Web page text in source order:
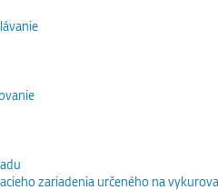
zariadenia určeného na